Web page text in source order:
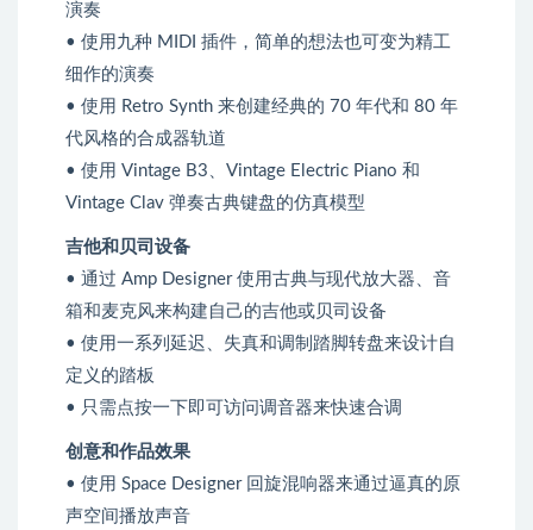
演奏
• 使用九种 MIDI 插件，简单的想法也可变为精工
细作的演奏
• 使用 Retro Synth 来创建经典的 70 年代和 80 年
代风格的合成器轨道
• 使用 Vintage B3、Vintage Electric Piano 和
Vintage Clav 弹奏古典键盘的仿真模型
吉他和贝司设备
• 通过 Amp Designer 使用古典与现代放大器、音
箱和麦克风来构建自己的吉他或贝司设备
• 使用一系列延迟、失真和调制踏脚转盘来设计自
定义的踏板
• 只需点按一下即可访问调音器来快速合调
创意和作品效果
• 使用 Space Designer 回旋混响器来通过逼真的原
声空间播放声音